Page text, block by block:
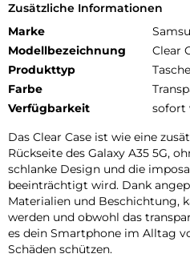
Zusätzliche Informationen
Marke
Modellbezeichnung
Clear
Produkttyp
Farbe
Verfügbarkeit
sofort
Das Clear Case ist wie eine
Rückseite des Galaxy A35 5G,
schlanke Design und die
beeinträchtigt wird. Dank
Materialien und Beschichtung,
werden und obwohl das
es dein Smartphone im Alltag
Schäden schützen.